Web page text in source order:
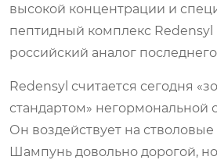
высокой концентрации и
пептидный комплекс Redensyl
российский аналог
Redensyl считается сегодня
стандартом» негормональной
Он воздействует на
Шампунь довольно дорогой,